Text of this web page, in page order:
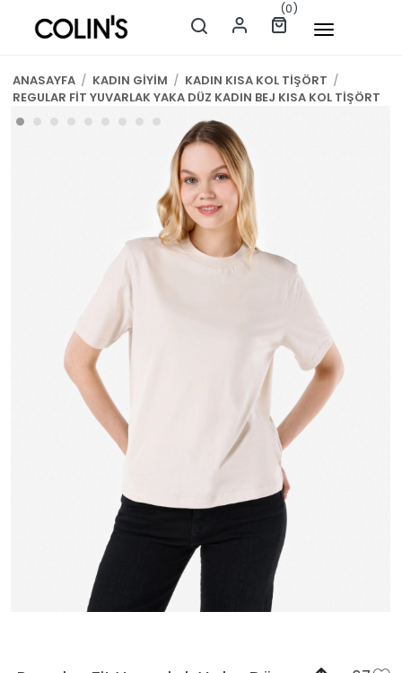
(0)
ANASAYFA / KADIN GİYİM / KADIN KISA KOL TİŞÖRT /
REGULAR FİT YUVARLAK YAKA DÜZ KADIN BEJ KISA KOL TİŞÖRT